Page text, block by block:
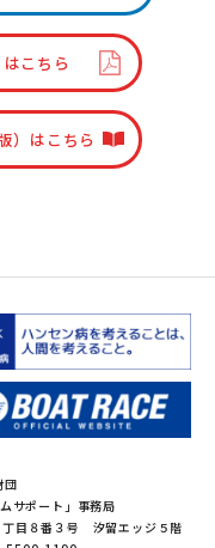
こちら
）はこちら
団
サポート」事務局
目８番３号 汐留エッジ５階